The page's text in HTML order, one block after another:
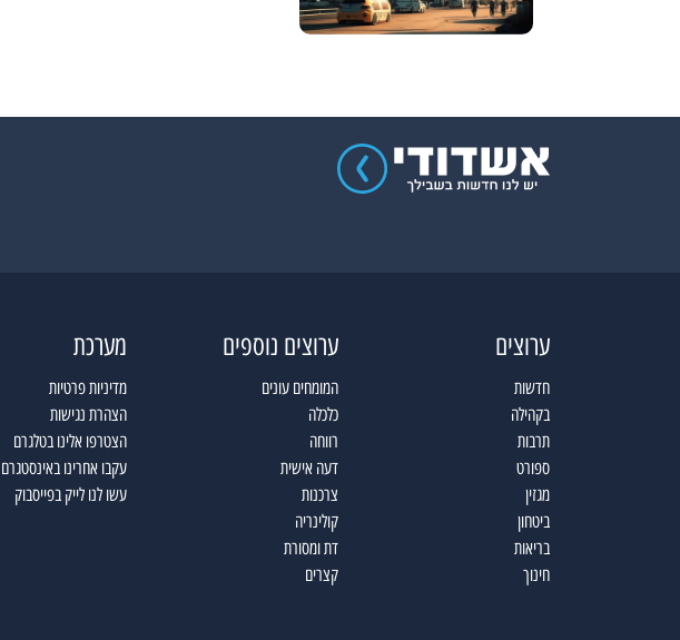
ערוצים
חדשות
בקהילה
תרבות
ספורט
מגזין
ביטחון
בריאות
חינוך
ערוצים נוספים
המומחים עונים
כלכלה
רווחה
דעה אישית
צרכנות
קולינריה
דת ומסורת
קצרים
מערכת
מדיניות פרטיות
הצהרת נגישות
הצטרפו אלינו בטלגרם
עקבו אחרינו באינסטגרם
עשו לנו לייק בפייסבוק